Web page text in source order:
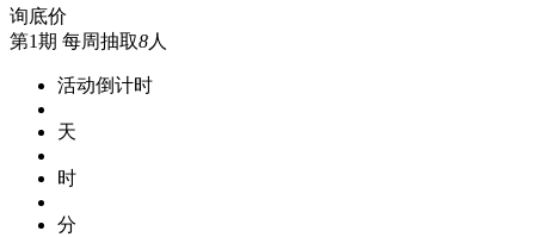
询底价
第1期 每周抽取8人
活动倒计时
天
时
分